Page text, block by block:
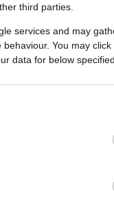
third parties.
services and may
You may
data for below